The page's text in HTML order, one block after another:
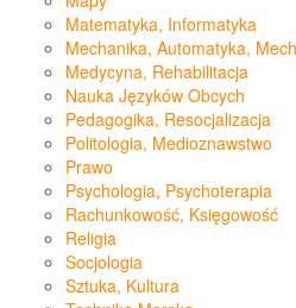
Matematyka, Informatyka
Mechanika, Automatyka,
Medycyna, Rehabilitacja
Nauka Języków Obcych
Pedagogika, Resocjalizacja
Politologia, Medioznawstwo
Prawo
Psychologia, Psychoterapia
Rachunkowość, Księgowość
Religia
Socjologia
Sztuka, Kultura